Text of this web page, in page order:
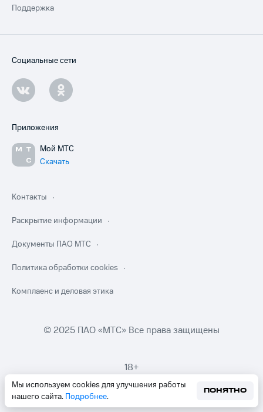
Мы используем cookies для улучшения работы
нашего сайта. Подробнее.
ПОНЯТНО
Поддержка
Социальные сети
Приложения
Мой МТС
Скачать
Контакты
Раскрытие информации
Документы ПАО МТС
Политика обработки cookies
Комплаенс и деловая этика
© 2025 ПАО «МТС» Все права защищены
18+